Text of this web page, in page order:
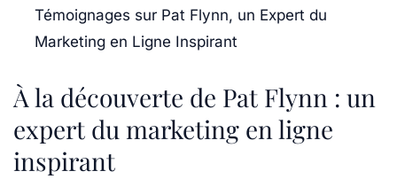
Témoignages sur Pat Flynn, un Expert du
Marketing en Ligne Inspirant
À la découverte de Pat Flynn : un
expert du marketing en ligne
inspirant